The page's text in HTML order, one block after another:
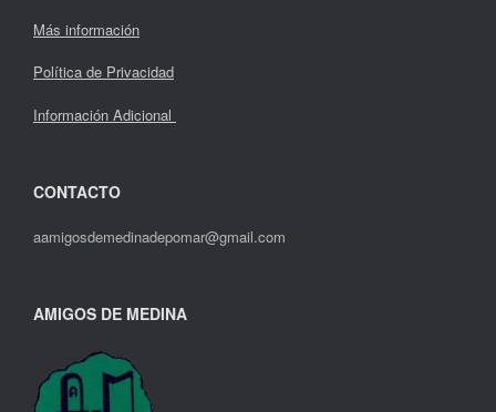
Más información
Política de Privacidad
Información Adicional
CONTACTO
aamigosdemedinadepomar@gmail.com
AMIGOS DE MEDINA